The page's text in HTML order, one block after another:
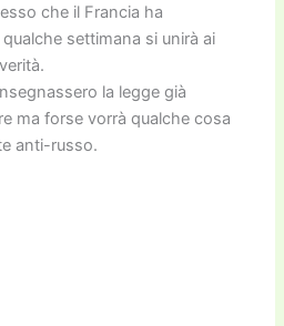
che il Francia ha
settimana si unirà ai
la legge già
ma forse vorrà qualche cosa
anti-russo.